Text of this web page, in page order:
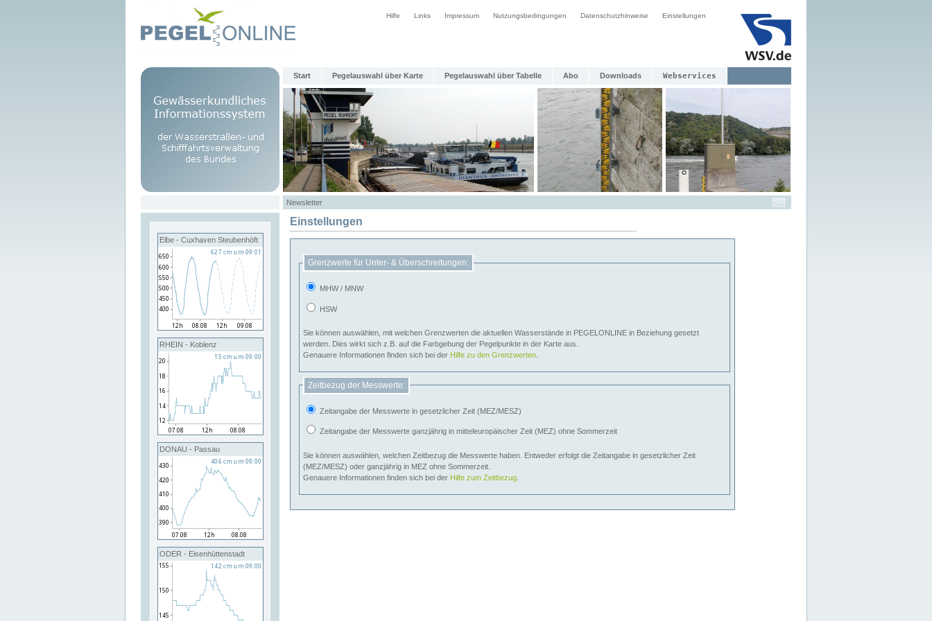
Hilfe Links Impressum Nutzungsbedingungen Datenschutzhinweise Einstellungen
Start Pegelauswahl über Karte Pegelauswahl über Tabelle Abo Downloads Webservices
Newsletter
Elbe - Cuxhaven Steubenhöft
RHEIN - Koblenz
DONAU - Passau
ODER - Eisenhüttenstadt
Einstellungen
Grenzwerte für Unter- & Überschreitungen:
MHW / MNW
HSW
Sie können auswählen, mit welchen Grenzwerten die aktuellen Wasserstände in PEGELONLINE in Beziehung gesetzt
werden. Dies wirkt sich z.B. auf die Farbgebung der Pegelpunkte in der Karte aus.
Genauere Informationen finden sich bei der Hilfe zu den Grenzwerten
Zeitbezug der Messwerte:
Zeitangabe der Messwerte in gesetzlicher Zeit (MEZ/MESZ)
Zeitangabe der Messwerte ganzjährig in mitteleuropäischer Zeit (MEZ) ohne Sommerzeit
Sie können auswählen, welchen Zeitbezug die Messwerte haben. Entweder erfolgt die Zeitangabe in gesetzlicher Zeit
(MEZ/MESZ) oder ganzjährig in MEZ ohne Sommerzeit.
Genauere Informationen finden sich bei der Hilfe zum Zeitbezug